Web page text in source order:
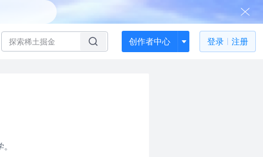
创作者中心 登录 注册